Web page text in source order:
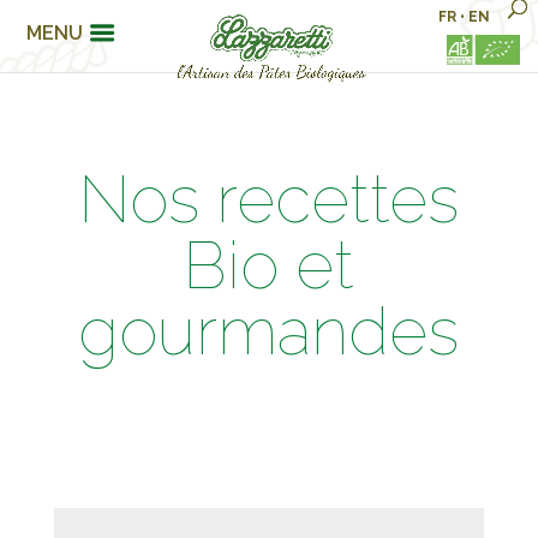
MENU
FR • EN
Nos recettes
Bio et
gourmandes